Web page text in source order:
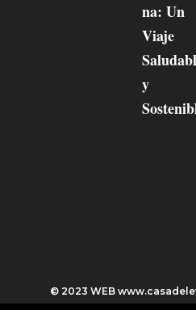
© 2023 WEB